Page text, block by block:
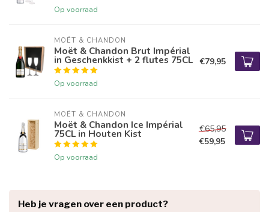
Op voorraad
MOËT & CHANDON
Moët & Chandon Brut Impérial
in Geschenkkist + 2 flutes 75CL
Op voorraad
€79,95
MOËT & CHANDON
Moët & Chandon Ice Impérial
75CL in Houten Kist
Op voorraad
€65,95
€59,95
Heb je vragen over een product?